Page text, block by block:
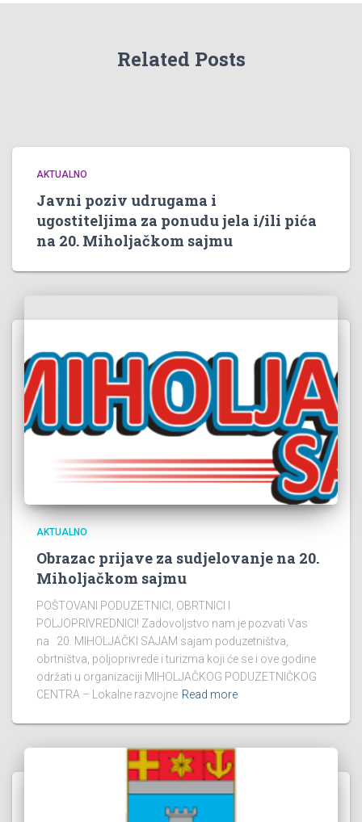
Related Posts
AKTUALNO
Javni poziv udrugama i
ugostiteljima za ponudu jela i/ili pića
na 20. Miholjačkom sajmu
AKTUALNO
Obrazac prijave za sudjelovanje na 20.
Miholjačkom sajmu
POŠTOVANI PODUZETNICI, OBRTNICI I
POLJOPRIVREDNICI! Zadovoljstvo nam je pozvati Vas
na 20. MIHOLJAČKI SAJAM sajam poduzetništva,
obrtništva, poljoprivrede i turizma koji će se i ove godine
održati u organizaciji MIHOLJAČKOG PODUZETNIČKOG
CENTRA – Lokalne razvojne Read more